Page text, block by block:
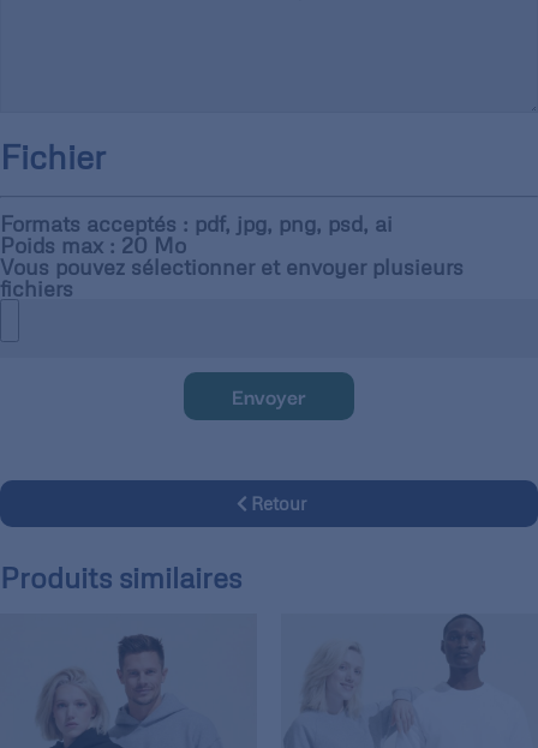
Fichier
Formats acceptés : pdf, jpg, png, psd, ai
Poids max : 20 Mo
Vous pouvez sélectionner et envoyer plusieurs
fichiers
Envoyer
Retour
Produits similaires